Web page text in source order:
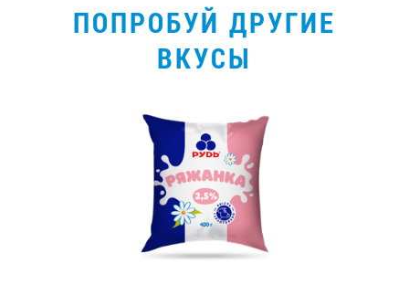
ПОПРОБУЙ ДРУГИЕ
ВКУСЫ